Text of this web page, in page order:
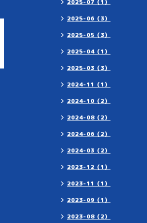
2025-07（1）
2025-06（3）
2025-05（3）
2025-04（1）
2025-03（3）
2024-11（1）
2024-10（2）
2024-08（2）
2024-06（2）
2024-03（2）
2023-12（1）
2023-11（1）
2023-09（1）
2023-08（2）